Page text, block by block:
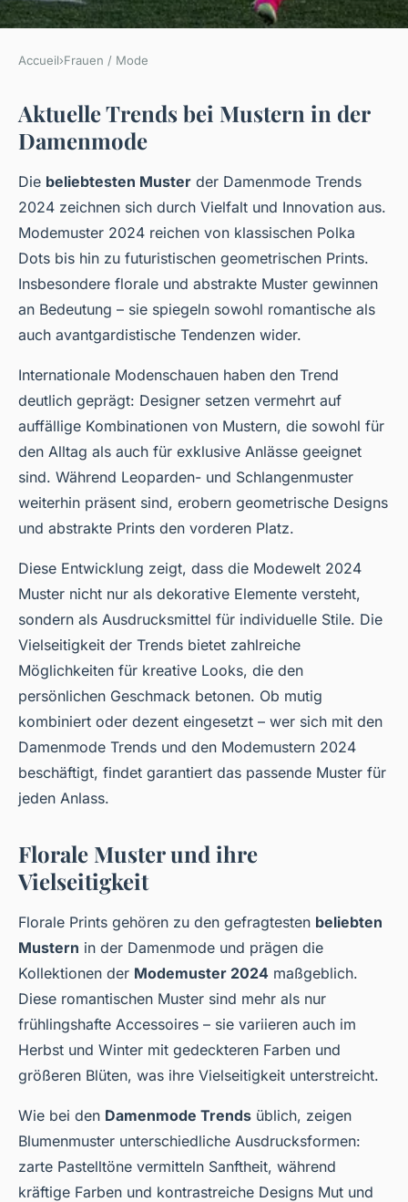
FRAUEN / MODE
Welche Muster sind in der
Damenmode besonders
beliebt?
18. Juni 2025 5 min de lecture
Accueil›Frauen / Mode
Aktuelle Trends bei Mustern in der
Damenmode
Die beliebtesten Muster der Damenmode Trends
2024 zeichnen sich durch Vielfalt und Innovation aus.
Modemuster 2024 reichen von klassischen Polka
Dots bis hin zu futuristischen geometrischen Prints.
Insbesondere florale und abstrakte Muster gewinnen
an Bedeutung – sie spiegeln sowohl romantische als
auch avantgardistische Tendenzen wider.
Internationale Modenschauen haben den Trend
deutlich geprägt: Designer setzen vermehrt auf
auffällige Kombinationen von Mustern, die sowohl für
den Alltag als auch für exklusive Anlässe geeignet
sind. Während Leoparden- und Schlangenmuster
weiterhin präsent sind, erobern geometrische Designs
und abstrakte Prints den vorderen Platz.
Diese Entwicklung zeigt, dass die Modewelt 2024
Muster nicht nur als dekorative Elemente versteht,
sondern als Ausdrucksmittel für individuelle Stile. Die
Vielseitigkeit der Trends bietet zahlreiche
Möglichkeiten für kreative Looks, die den
persönlichen Geschmack betonen. Ob mutig
kombiniert oder dezent eingesetzt – wer sich mit den
Damenmode Trends und den Modemustern 2024
beschäftigt, findet garantiert das passende Muster für
jeden Anlass.
Florale Muster und ihre
Vielseitigkeit
Florale Prints gehören zu den gefragtesten beliebten
Mustern in der Damenmode und prägen die
Kollektionen der Modemuster 2024 maßgeblich.
Diese romantischen Muster sind mehr als nur
frühlingshafte Accessoires – sie variieren auch im
Herbst und Winter mit gedeckteren Farben und
größeren Blüten, was ihre Vielseitigkeit unterstreicht.
Wie bei den Damenmode Trends üblich, zeigen
Blumenmuster unterschiedliche Ausdrucksformen:
zarte Pastelltöne vermitteln Sanftheit, während
kräftige Farben und kontrastreiche Designs Mut und